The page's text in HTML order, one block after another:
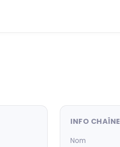
INFO CHAÎNE
Nom